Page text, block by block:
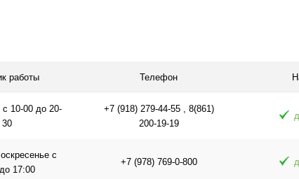
работы Телефон
10-00 до 20-
30
+7 (918) 279-44-55 , 8(861)
200-19-19
с
17:00
+7 (978) 769-0-800